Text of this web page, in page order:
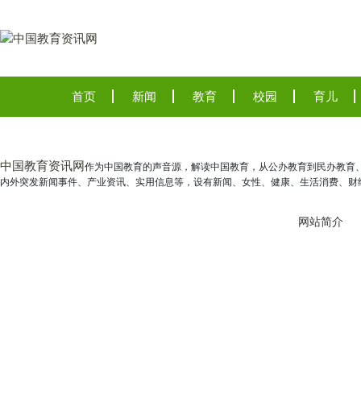
首页 新闻 教育 校园 育儿
中国教育资讯网作为中国教育的声音源，解读中国教育，从公办教育到民办教
内外突发新闻事件、产业资讯、实用信息等，设有新闻、女性、健康、生活消费、
网站简介